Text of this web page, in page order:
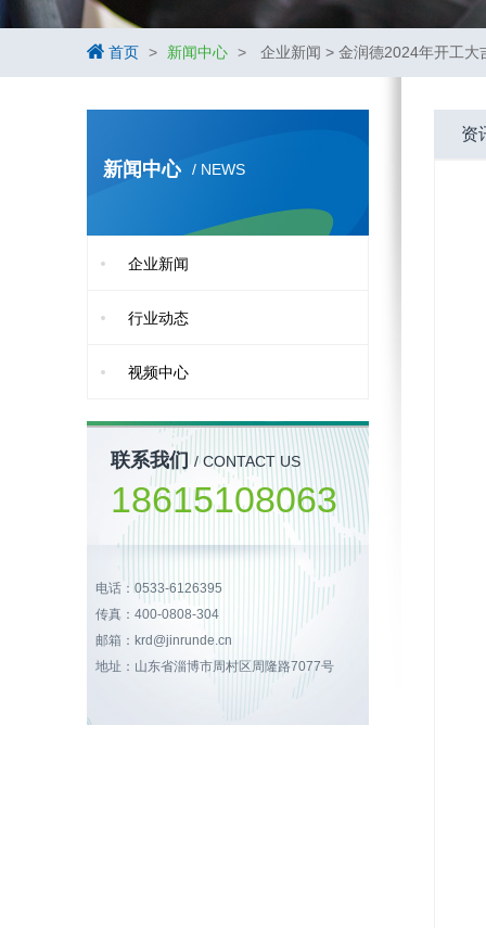
首页 > 新闻中心 > 企业新闻 > 金润德2024年开工大
新闻中心 / NEWS
企业新闻
行业动态
视频中心
联系我们 / CONTACT US
18615108063
电话：0533-6126395
传真：400-0808-304
邮箱：krd@jinrunde.cn
地址：山东省淄博市周村区周隆路7077号
资